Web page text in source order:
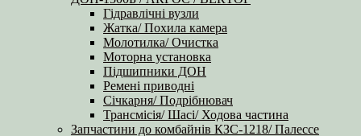
Гідравлічні вузли
Жатка/ Похила камера
Молотилка/ Очистка
Моторна установка
Підшипники ДОН
Ремені приводні
Січкарня/ Подрібнювач
Трансмісія/ Шасі/ Ходова частина
Запчастини до комбайнів КЗС-1218/ Палессе